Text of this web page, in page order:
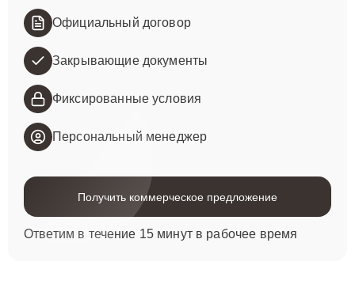
Официальный договор
Закрывающие документы
Фиксированные условия
Персональный менеджер
Получить коммерческое предложение
Ответим в течение 15 минут в рабочее время